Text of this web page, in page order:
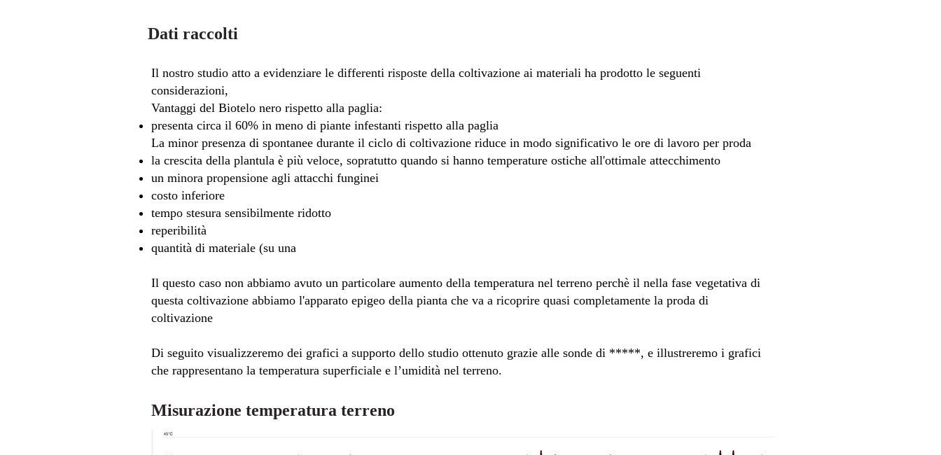
Dati raccolti
Il nostro studio atto a evidenziare le differenti risposte della coltivazione ai materiali ha prodotto le seguenti
considerazioni,
Vantaggi del Biotelo nero rispetto alla paglia:
presenta circa il 60% in meno di piante infestanti rispetto alla paglia
La minor presenza di spontanee durante il ciclo di coltivazione riduce in modo significativo le ore di lavoro per proda​
la crescita della plantula è più veloce, sopratutto quando si hanno temperature ostiche all'ottimale attecchimento
un minora propensione agli attacchi funginei
costo inferiore
tempo stesura sensibilmente ridotto
reperibilità
quantità di materiale (su una​
Il questo caso non abbiamo avuto un particolare aumento della temperatura nel terreno perchè il nella fase vegetativa di
questa coltivazione abbiamo l'apparato epigeo della pianta che va a ricoprire quasi completamente la proda di
coltivazione
Di seguito visualizzeremo dei grafici a supporto dello studio ottenuto grazie alle sonde di *****, e illustreremo i grafici
che rappresentano la temperatura superficiale e l’umidità nel terreno.
Misurazione temperatura terreno